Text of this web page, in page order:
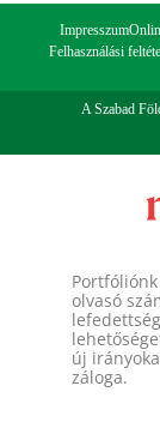
Impresszum
Felhasználási
A Szabad
olvasó
új
záloga.